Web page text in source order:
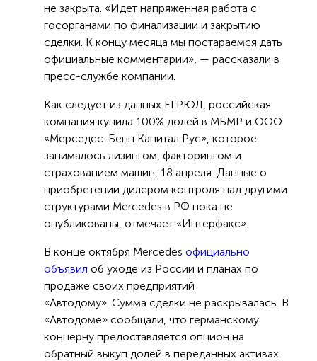
не закрыта. «Идет напряженная работа с
госорганами по финализации и закрытию
сделки. К концу месяца мы постараемся дать
официальные комментарии», — рассказали в
пресс-службе компании.
Как следует из данных ЕГРЮЛ, российская
компания купила 100% долей в МБМР и OOO
«Мерседес-Бенц Капитал Рус», которое
занималось лизингом, факторингом и
страхованием машин, 18 апреля. Данные о
приобретении дилером контроля над другими
структурами Mercedes в РФ пока не
опубликованы, отмечает «Интерфакс».
В конце октября Mercedes официально
объявил об уходе из России и планах по
продаже своих предприятий
«Автодому». Сумма сделки не раскрывалась. В
«Автодоме» сообщали, что германскому
концерну предоставляется опцион на
обратный выкуп долей в переданных активах